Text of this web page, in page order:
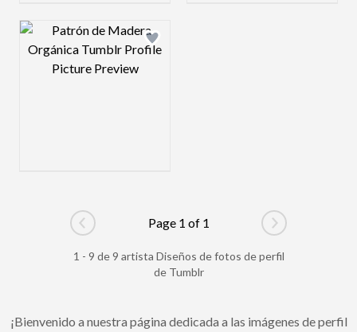
Design preview image
Go to previous page
Page 1 of 1
Go to next
1 - 9 de 9 artista Diseños de fotos de perfil
de Tumblr
¡Bienvenido a nuestra página dedicada a las imágenes de perfil